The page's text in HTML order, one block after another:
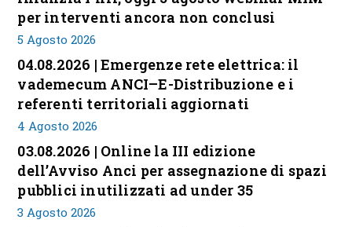
per interventi ancora non conclusi
5 Agosto 2026
04.08.2026 | Emergenze rete elettrica: il
vademecum ANCI–E-Distribuzione e i
referenti territoriali aggiornati
4 Agosto 2026
03.08.2026 | Online la III edizione
dell’Avviso Anci per assegnazione di spazi
pubblici inutilizzati ad under 35
3 Agosto 2026